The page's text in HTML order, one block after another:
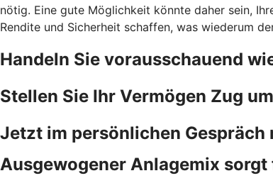
nötig. Eine gute Möglichkeit könnte daher sein,
Rendite und Sicherheit schaffen, was wiederum
Handeln Sie vorausschauend
Stellen Sie Ihr Vermögen Zug
Jetzt im persönlichen Gespräch
Ausgewogener Anlagemix